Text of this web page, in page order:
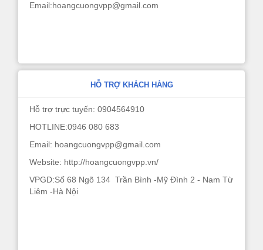
Email:hoangcuongvpp@gmail.com
HỖ TRỢ KHÁCH HÀNG
Hỗ trợ trực tuyến: 0904564910
HOTLINE:0946 080 683
Email: hoangcuongvpp@gmail.com
Website: http://hoangcuongvpp.vn/
VPGD:Số 68 Ngõ 134 Trần Bình -Mỹ Đình 2 - Nam Từ
Liêm -Hà Nội